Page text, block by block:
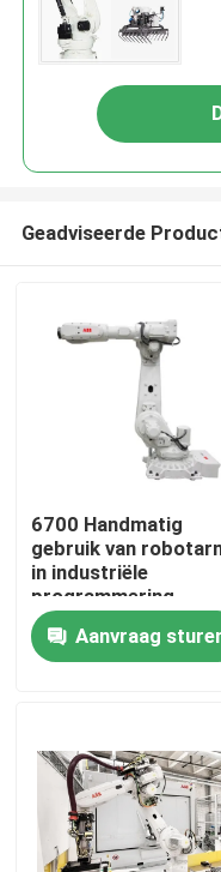
Producten
Video's
Geadviseerde
6700 Handmatig
gebruik van
in industriële
programmering
Aanvraag